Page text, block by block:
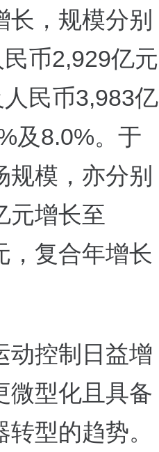
，规模分别
币2,929亿元
民币3,983亿
及8.0%。于
模，亦分别
元增长至
，复合年增长
动控制日益增
微型化且具备
型的趋势。